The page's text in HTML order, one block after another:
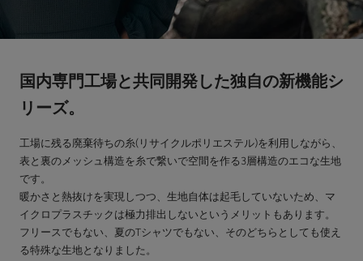
国内専門工場と共同開発した独自の新機能シ
リーズ。
工場に残る廃棄待ちの糸(リサイクルポリエステル)を利用しながら、
表と裏のメッシュ構造を糸で繋いで空間を作る3層構造のエコな生地
です。
暖かさと熱抜けを実現しつつ、生地自体は起毛していないため、マ
イクロプラスチックは極力排出しないというメリットもあります。
フリースでもない、夏のTシャツでもない、そのどちらとしても使え
る特殊な生地となりました。